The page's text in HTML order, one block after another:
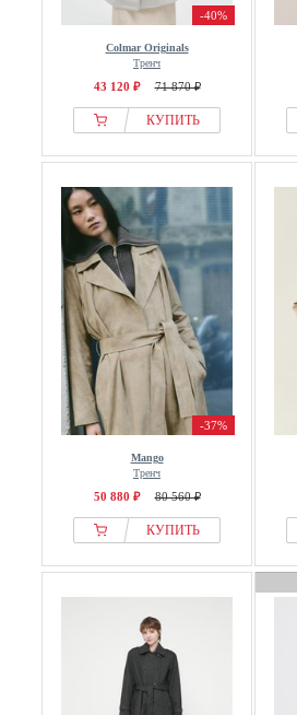
-40%
Colmar Originals
Тренч
43 120 ₽ 71 870 ₽
КУПИТЬ
-37%
Mango
Тренч
50 880 ₽ 80 560 ₽
КУПИТЬ